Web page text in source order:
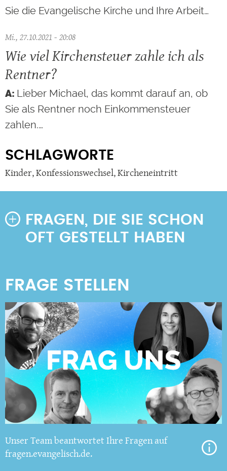
Sie die Evangelische Kirche und Ihre Arbeit…
Mi., 27.10.2021 - 20:08
Wie viel Kirchensteuer zahle ich als
Rentner?
Lieber Michael, das kommt darauf an, ob
Sie als Rentner noch Einkommensteuer
zahlen.…
SCHLAGWORTE
Kinder,Konfessionswechsel,Kircheneintritt
FRAGEN, DIE SIE SCHON
OFT GESTELLT HABEN
Unser Team beantwortet Ihre Fragen auf
fragen.evangelisch.de.